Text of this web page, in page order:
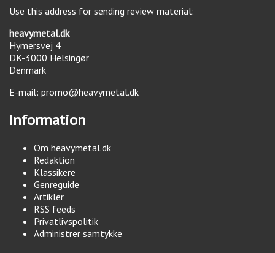
Use this address for sending review material:
heavymetal.dk
Hymersvej 4
DK-3000 Helsingør
Denmark
E-mail: promo@heavymetal.dk
Information
Om heavymetal.dk
Redaktion
Klassikere
Genreguide
Artikler
RSS feeds
Privatlivspolitik
Administrer samtykke